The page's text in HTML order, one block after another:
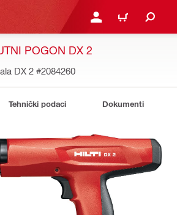
PRIJAVI SE ILI SE
KOŠARICA
POGON DX 2
DX 2 #2084260
Tehnički podaci Dokumenti